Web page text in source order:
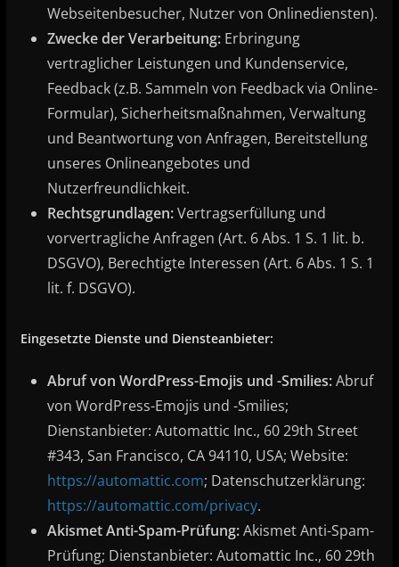
Webseitenbesucher, Nutzer von Onlinediensten).
Zwecke der Verarbeitung:Erbringung
vertraglicher Leistungen und Kundenservice,
Feedback (z.B. Sammeln von Feedback via Online-
Formular), Sicherheitsmaßnahmen, Verwaltung
und Beantwortung von Anfragen, Bereitstellung
unseres Onlineangebotes und
Nutzerfreundlichkeit.
Rechtsgrundlagen:Vertragserfüllung und
vorvertragliche Anfragen (Art. 6 Abs. 1 S. 1 lit. b.
DSGVO), Berechtigte Interessen (Art. 6 Abs. 1 S. 1
lit. f. DSGVO).
Eingesetzte Dienste und Diensteanbieter:
Abruf von WordPress-Emojis und -Smilies:Abruf
von WordPress-Emojis und -Smilies;
Dienstanbieter: Automattic Inc., 60 29th Street
#343, San Francisco, CA 94110, USA; Website:
https://automattic.com; Datenschutzerklärung:
https://automattic.com/privacy.
Akismet Anti-Spam-Prüfung:Akismet Anti-Spam-
Prüfung; Dienstanbieter: Automattic Inc., 60 29th